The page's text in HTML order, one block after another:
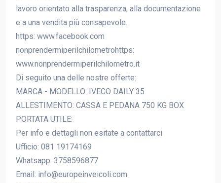
lavoro orientato alla trasparenza, alla documentazione
e a una vendita più consapevole.
https: www.facebook.com
nonprendermiperilchilometrohttps:
www.nonprendermiperilchilometro.it
Di seguito una delle nostre offerte:
MARCA - MODELLO: IVECO DAILY 35
ALLESTIMENTO: CASSA E PEDANA 750 KG BOX
PORTATA UTILE:
Per info e dettagli non esitate a contattarci
Ufficio: 081 19174169
Whatsapp: 3758596877
Email: info@europeinveicoli.com